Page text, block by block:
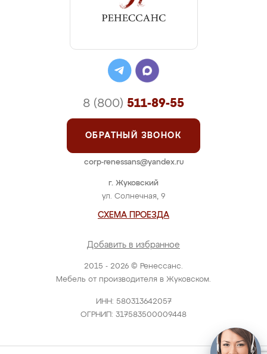
2015 - 2026 © Ренессанс.
Мебель от производителя в Жуковском.
ИНН: 580313642057
ОГРНИП: 317583500009448
г. Жуковский
ул. Солнечная, 9
СХЕМА ПРОЕЗДА
Добавить в избранное
8 (800) 511-89-55
ОБРАТНЫЙ ЗВОНОК
corp-renessans@yandex.ru